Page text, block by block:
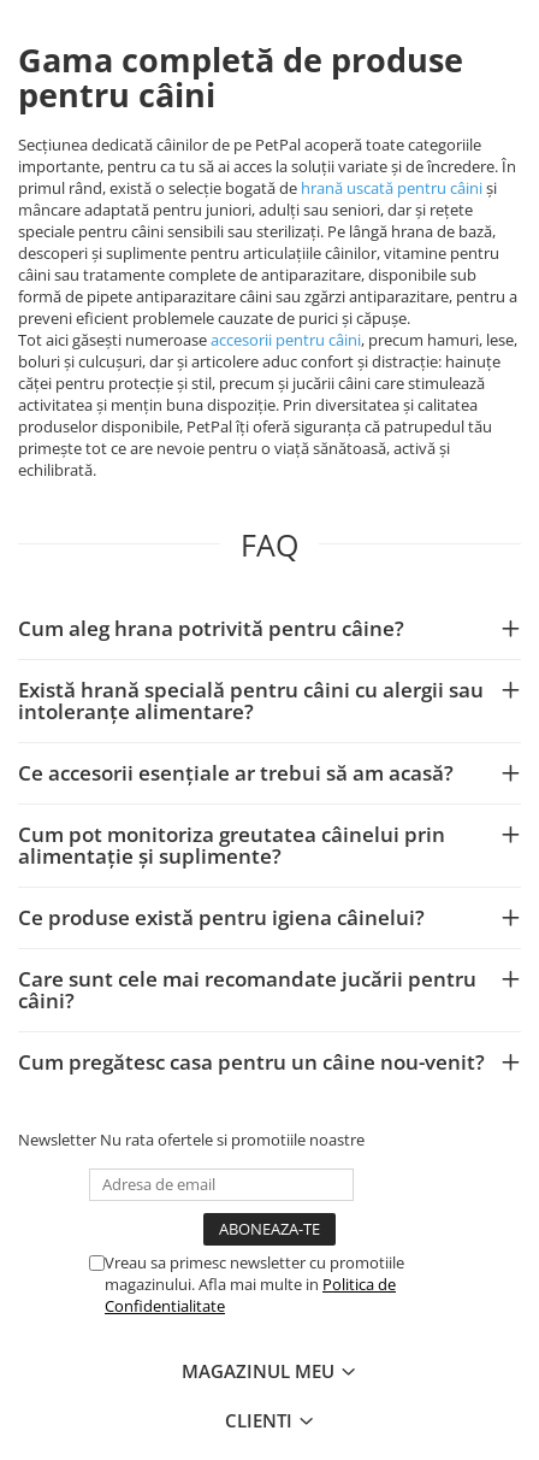
Gama completă de produse
pentru câini
Secțiunea dedicată câinilor de pe PetPal acoperă toate categoriile
importante, pentru ca tu să ai acces la soluții variate și de încredere. În
primul rând, există o selecție bogată de hrană uscată pentru câiniși
mâncare adaptată pentru juniori, adulți sau seniori, dar și rețete
speciale pentru câini sensibili sau sterilizați. Pe lângă hrana de bază,
descoperi și suplimente pentru articulațiile câinilor, vitamine pentru
câini sau tratamente complete de antiparazitare, disponibile sub
formă de pipete antiparazitare câini sau zgărzi antiparazitare, pentru a
preveni eficient problemele cauzate de purici și căpușe.
Tot aici găsești numeroaseaccesorii pentru câini, precum hamuri, lese,
boluri și culcușuri, dar și articolere aduc confort și distracție: hainuțe
căței pentru protecție și stil, precum și jucării câini care stimulează
activitatea și mențin buna dispoziție. Prin diversitatea și calitatea
produselor disponibile, PetPal îți oferă siguranța că patrupedul tău
primește tot ce are nevoie pentru o viață sănătoasă, activă și
echilibrată.
FAQ
Cum aleg hrana potrivită pentru câine?
Există hrană specială pentru câini cu alergii sau
intoleranțe alimentare?
Ce accesorii esențiale ar trebui să am acasă?
Cum pot monitoriza greutatea câinelui prin
alimentație și suplimente?
Ce produse există pentru igiena câinelui?
Care sunt cele mai recomandate jucării pentru
câini?
Cum pregătesc casa pentru un câine nou-venit?
Newsletter Nu rata ofertele si promotiile noastre
Vreau sa primesc newsletter cu promotiile
magazinului. Afla mai multe in Politica de
Confidentialitate
MAGAZINUL MEU
CLIENTI